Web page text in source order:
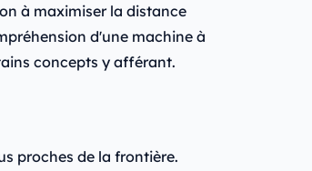
à maximiser la distance
d'une machine à
concepts y afférant.
proches de la frontière.